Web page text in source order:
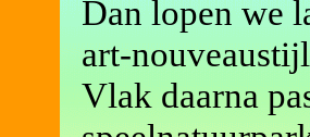
Dan lopen we
art-
Vlak daarna